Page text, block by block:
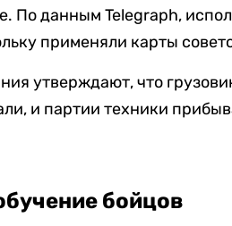
По данным Telegraph,
применяли карты
утверждают, что
и партии техники
бойцов